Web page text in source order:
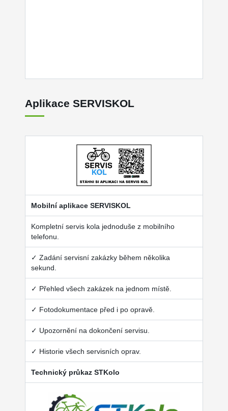
Aplikace SERVISKOL
Mobilní aplikace SERVISKOL
Kompletní servis kola jednoduše z mobilního
telefonu.
✓ Zadání servisní zakázky během několika
sekund.
✓ Přehled všech zakázek na jednom místě.
✓ Fotodokumentace před i po opravě.
✓ Upozornění na dokončení servisu.
✓ Historie všech servisních oprav.
Technický průkaz STKolo